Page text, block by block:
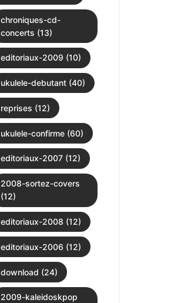
chroniques-cd-
concerts (13)
editoriaux-2009 (10)
ukulele-debutant (40)
reprises (12)
ukulele-confirme (60)
editoriaux-2007 (12)
2008-sortez-covers
(12)
editoriaux-2008 (12)
editoriaux-2006 (12)
download (24)
2009-kaleidoskpop